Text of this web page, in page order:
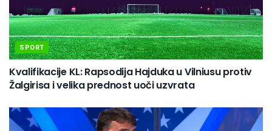
SPORT
Kvalifikacije KL: Rapsodija Hajduka u Vilniusu protiv
Žalgirisa i velika prednost uoči uzvrata